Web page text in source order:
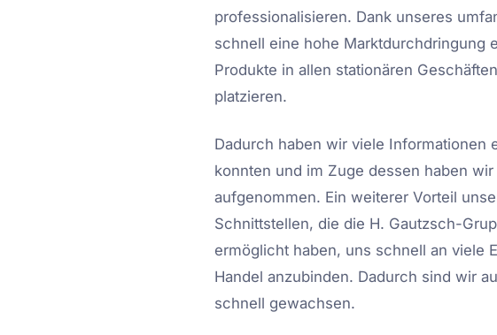
professionalisieren. Dank unseres
schnell eine hohe Marktdurchdringung
Produkte in allen stationären
platzieren.
Dadurch haben wir viele
konnten und im Zuge dessen haben
aufgenommen. Ein weiterer Vorteil
Schnittstellen, die die H. Gautzsch-
ermöglicht haben, uns schnell an viele
Handel anzubinden. Dadurch sind wir
schnell gewachsen.